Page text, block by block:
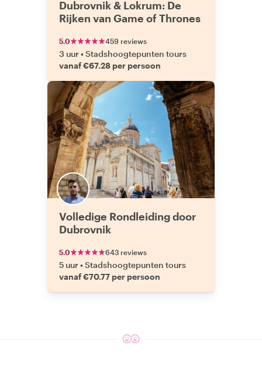
Dubrovnik & Lokrum: De
Rijken van Game of Thrones
5.0 459 reviews
3 uur •Stadshoogtepunten tours
vanaf €67.28 per persoon
Volledige Rondleiding door
Dubrovnik
5.0 643 reviews
5 uur •Stadshoogtepunten tours
vanaf €70.77 per persoon